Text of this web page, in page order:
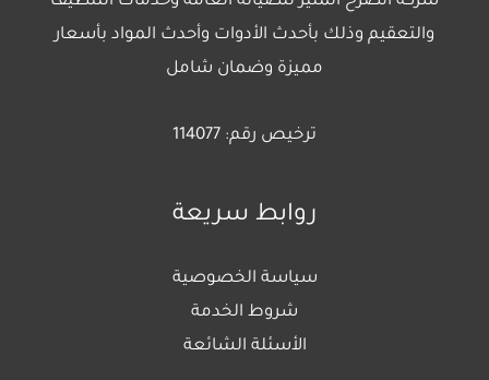
والتعقيم وذلك بأحدث الأدوات وأحدث المواد بأسعار
مميزة وضمان شامل
ترخيص رقم: 114077
روابط سريعة
سياسة الخصوصية
شروط الخدمة
الأسئلة الشائعة